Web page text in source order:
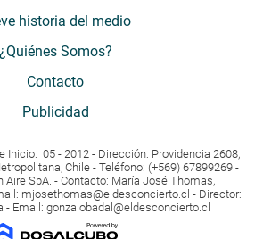
historia del medio
¿Quiénes Somos?
Contacto
Publicidad
Inicio: 05 - 2012 - Dirección: Providencia 2608,
Chile - Teléfono: (+569) 67899269 -
Aire SpA. - Contacto: María José Thomas,
mjosethomas@eldesconcierto.cl - Director:
- Email: gonzalobadal@eldesconcierto.cl